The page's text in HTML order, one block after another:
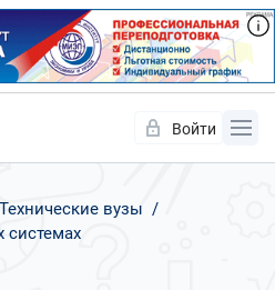
Войти
Технические вузы
системах
Нет